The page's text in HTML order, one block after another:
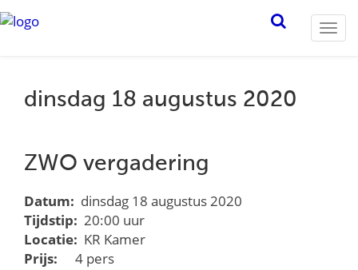
dinsdag 18 augustus 2020
ZWO vergadering
Datum: dinsdag 18 augustus 2020
Tijdstip: 20:00 uur
Locatie: KR Kamer
Prijs:
4 pers